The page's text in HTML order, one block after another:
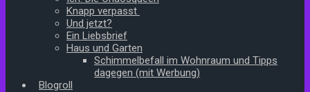
Knapp verpasst
Und jetzt?
Ein Liebsbrief
Haus und Garten
Schimmelbefall im Wohnraum und Tipps
dagegen (mit Werbung)
Blogroll